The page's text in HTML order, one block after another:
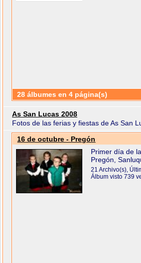
28 álbumes en 4 página(s)
As San Lucas 2008
Fotos de las ferias y fiestas de As San
16 de octubre - Pregón
Primer día de
Pregón,
21 Archivo(s),
Álbum visto 739